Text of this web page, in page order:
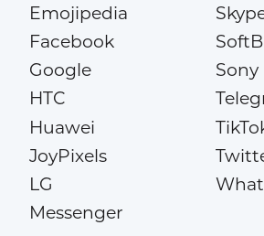
Emojipedia
Facebook
Google
HTC
Huawei
JoyPixels
LG
Messenger